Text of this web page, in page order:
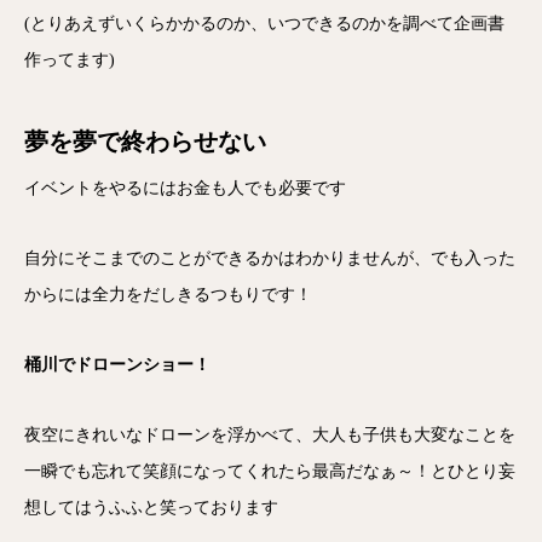
(とりあえずいくらかかるのか、いつできるのかを調べて企画書
作ってます)
夢を夢で終わらせない
イベントをやるにはお金も人でも必要です
自分にそこまでのことができるかはわかりませんが、でも入った
からには全力をだしきるつもりです！
桶川でドローンショー！
夜空にきれいなドローンを浮かべて、大人も子供も大変なことを
一瞬でも忘れて笑顔になってくれたら最高だなぁ～！とひとり妄
想してはうふふと笑っております